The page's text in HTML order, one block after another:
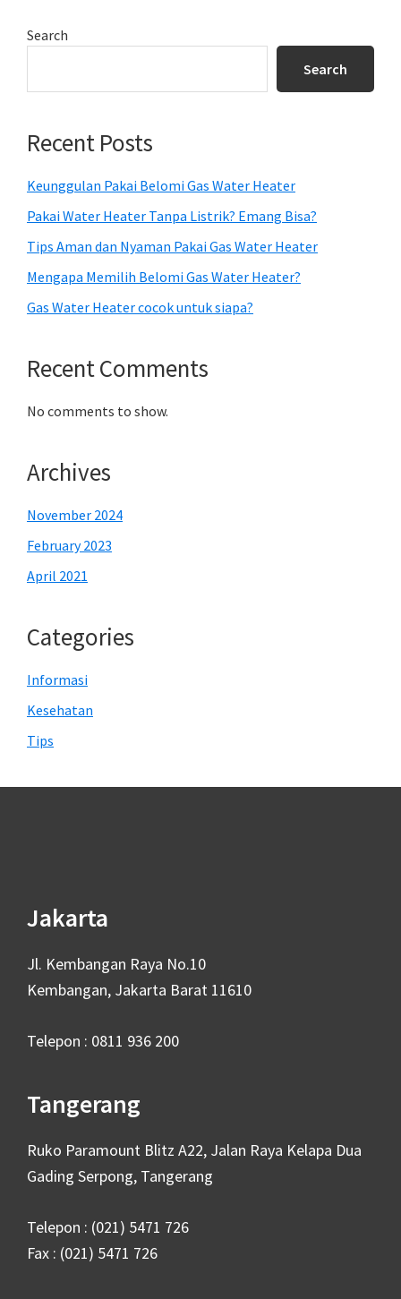
Primary
Search
Search
Recent Posts
Keunggulan Pakai Belomi Gas Water Heater
Pakai Water Heater Tanpa Listrik? Emang Bisa?
Tips Aman dan Nyaman Pakai Gas Water Heater
Mengapa Memilih Belomi Gas Water Heater?
Gas Water Heater cocok untuk siapa?
Recent Comments
No comments to show.
Archives
November 2024
February 2023
April 2021
Categories
Informasi
Kesehatan
Tips
Jakarta
Jl. Kembangan Raya No.10
Kembangan, Jakarta Barat 11610
Telepon : 0811 936 200
Tangerang
Ruko Paramount Blitz A22, Jalan Raya Kelapa Dua
Gading Serpong, Tangerang
Telepon : (021) 5471 726
Fax : (021) 5471 726